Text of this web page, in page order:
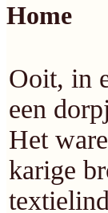
Home
Ooit, in
een
Het
karige